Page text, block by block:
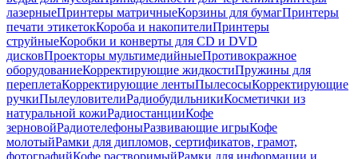
лазерныеПринтеры матричныеКорзины для бумагПринтеры
печати этикетокКороба и накопителиПринтеры
струйныеКоробки и конверты для CD и DVD
дисковПроекторы мультимедийныеПротивокражное
оборудованиеКорректирующие жидкостиПружины для
переплетаКорректирующие лентыПылесосыКорректирующие
ручкиПылеуловителиРадиобудильникиКосметички из
натуральной кожиРадиостанцииКофе
зерновойРадиотелефоныРазвивающие игрыКофе
молотыйРамки для дипломов, сертификатов, грамот,
фотографийКофе растворимыйРамки для информации и